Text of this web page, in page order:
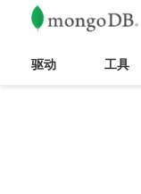
驱动 工具